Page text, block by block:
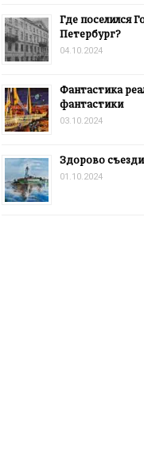
Где поселился
Петербург?
04.10.2024
Фантастика
фантастики
03.10.2024
Здорово
01.10.2024